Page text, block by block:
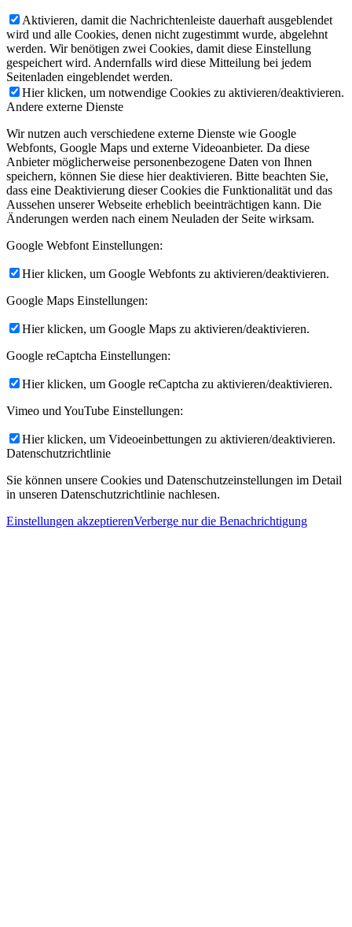
Aktivieren, damit die Nachrichtenleiste dauerhaft ausgeblendet
wird und alle Cookies, denen nicht zugestimmt wurde, abgelehnt
werden. Wir benötigen zwei Cookies, damit diese Einstellung
gespeichert wird. Andernfalls wird diese Mitteilung bei jedem
Seitenladen eingeblendet werden.
Hier klicken, um notwendige Cookies zu aktivieren/deaktivieren.
Andere externe Dienste
Wir nutzen auch verschiedene externe Dienste wie Google
Webfonts, Google Maps und externe Videoanbieter. Da diese
Anbieter möglicherweise personenbezogene Daten von Ihnen
speichern, können Sie diese hier deaktivieren. Bitte beachten Sie,
dass eine Deaktivierung dieser Cookies die Funktionalität und das
Aussehen unserer Webseite erheblich beeinträchtigen kann. Die
Änderungen werden nach einem Neuladen der Seite wirksam.
Google Webfont Einstellungen:
Hier klicken, um Google Webfonts zu aktivieren/deaktivieren.
Google Maps Einstellungen:
Hier klicken, um Google Maps zu aktivieren/deaktivieren.
Google reCaptcha Einstellungen:
Hier klicken, um Google reCaptcha zu aktivieren/deaktivieren.
Vimeo und YouTube Einstellungen:
Hier klicken, um Videoeinbettungen zu aktivieren/deaktivieren.
Datenschutzrichtlinie
Sie können unsere Cookies und Datenschutzeinstellungen im Detail
in unseren Datenschutzrichtlinie nachlesen.
Einstellungen akzeptierenVerberge nur die Benachrichtigung